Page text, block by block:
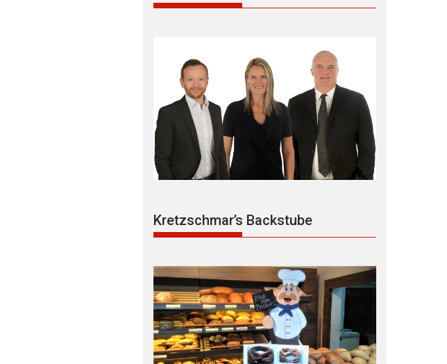
Kretzschmar’s Backstube